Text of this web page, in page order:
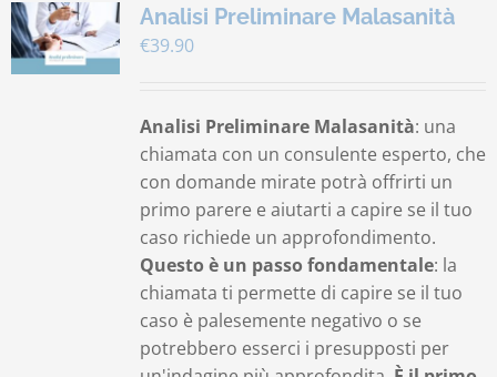
Analisi Preliminare Malasanità
€39.90
Analisi Preliminare Malasanità: una
chiamata con un consulente esperto, che
con domande mirate potrà offrirti un
primo parere e aiutarti a capire se il tuo
caso richiede un approfondimento.
Questo è un passo fondamentale: la
chiamata ti permette di capire se il tuo
caso è palesemente negativo o se
potrebbero esserci i presupposti per